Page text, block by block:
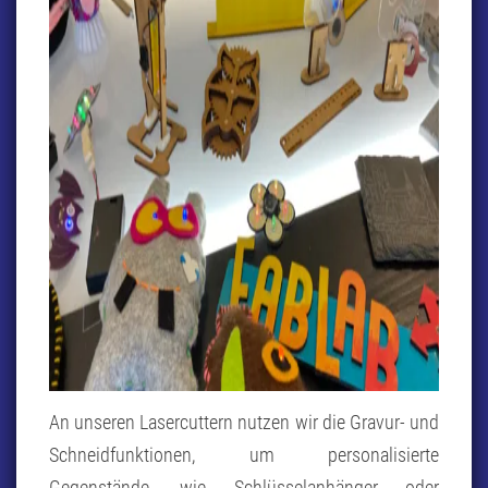
An unseren Lasercuttern nutzen wir die Gravur- und
Schneidfunktionen, um personalisierte